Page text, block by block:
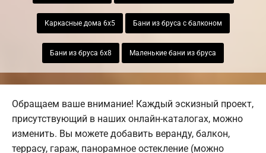
Каркасные дома 6х5 Бани из бруса с балконом
Бани из бруса 6х8 Маленькие бани из бруса
Обращаем ваше внимание! Каждый эскизный проект,
присутствующий в наших онлайн-каталогах, можно
изменить. Вы можете добавить веранду, балкон,
террасу, гараж, панорамное остекление (можно